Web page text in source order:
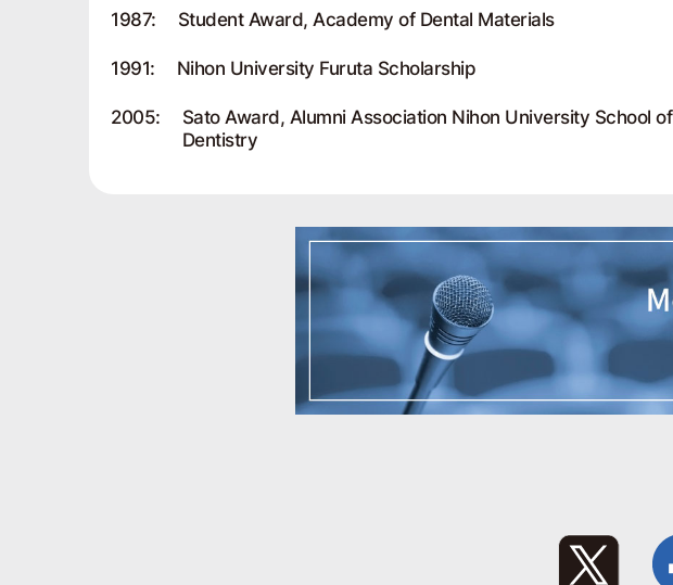
1987: Student Award, Academy of Dental Materials
1991: Nihon University Furuta Scholarship
2005:
Sato Award, Alumni Association Nihon University School of
Dentistry